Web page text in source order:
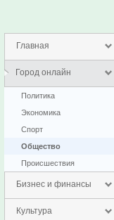
Главная
Город онлайн
Политика
Экономика
Спорт
Общество
Проиcшествия
Бизнес и финансы
Культура